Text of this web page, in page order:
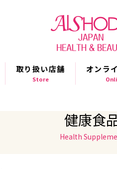
取り扱い店舗
Store
オンラ
健康食
Health